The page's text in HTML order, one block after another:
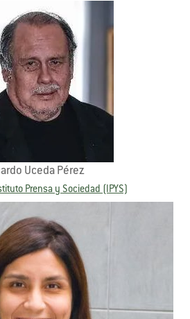
Uceda Pérez
Prensa y Sociedad (IPYS)